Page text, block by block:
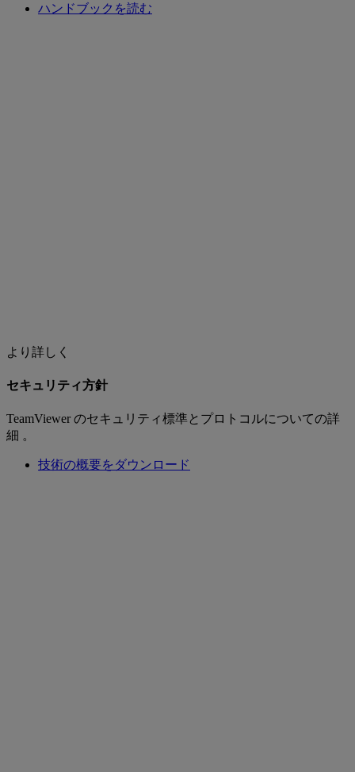
ハンドブックを読む
より詳しく
セキュリティ方針
TeamViewer のセキュリティ標準とプロトコルについての詳
細 。
技術の概要をダウンロード